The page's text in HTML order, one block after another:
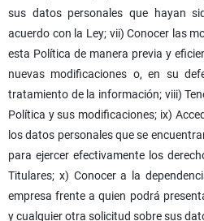
sus datos personales que hayan
acuerdo con la Ley; vii) Conocer las
esta Política de manera previa y
nuevas modificaciones o, en su
tratamiento de la información; viii)
Política y sus modificaciones; ix)
los datos personales que se
para ejercer efectivamente los
Titulares; x) Conocer a la
empresa frente a quien podrá
y cualquier otra solicitud sobre sus